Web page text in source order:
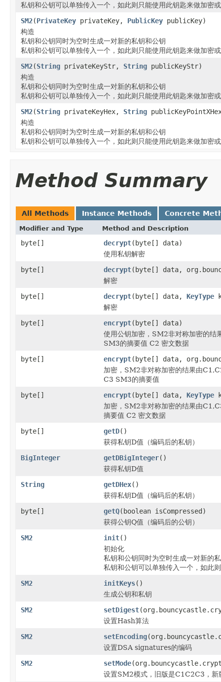
私钥和公钥可以单独传入一个，如此则只能使用此钥匙来做加密
SM2(PrivateKey privateKey, PublicKey publicKey)
构造
私钥和公钥同时为空时生成一对新的私钥和公钥
私钥和公钥可以单独传入一个，如此则只能使用此钥匙来做加密
SM2(String privateKeyStr, String publicKeyStr)
构造
私钥和公钥同时为空时生成一对新的私钥和公钥
私钥和公钥可以单独传入一个，如此则只能使用此钥匙来做加密
SM2(String privateKeyHex, String
构造
私钥和公钥同时为空时生成一对新的私钥和公钥
私钥和公钥可以单独传入一个，如此则只能使用此钥匙来做加密
Method Summary
All Methods Instance Methods Concrete
Modifier and Type Method and Description
byte[] decrypt(byte[] data)
使用私钥解密
byte[]
decrypt(byte[] data,
解密
byte[]
decrypt(byte[] data, KeyType
解密
byte[]
encrypt(byte[] data)
使用公钥加密，SM2非对称加密的结
SM3的摘要值 C2 密文数据
byte[]
encrypt(byte[] data,
加密，SM2非对称加密的结果由
C3 SM3的摘要值
byte[]
encrypt(byte[] data, KeyType
加密，SM2非对称加密的结果由
摘要值 C2 密文数据
byte[]
getD()
获得私钥D值（编码后的私钥）
BigInteger
getDBigInteger()
获得私钥D值
String
getDHex()
获得私钥D值（编码后的私钥）
byte[]
getQ(boolean isCompressed)
获得公钥Q值（编码后的公钥）
SM2
init()
初始化
私钥和公钥同时为空时生成一对新的
私钥和公钥可以单独传入一个，如此
SM2
initKeys()
生成公钥和私钥
SM2
setDigest
设置Hash算法
SM2
setEncoding
设置DSA signatures的编码
SM2
setMode
设置SM2模式，旧版是C1C2C3，